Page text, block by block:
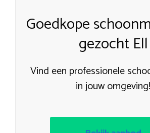
Goedkope
gezocht Ell
Vind een professionele
in jouw omgeving!